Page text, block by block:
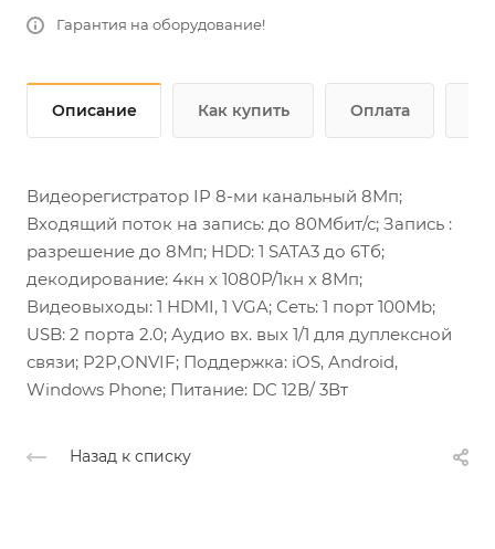
Гарантия на оборудование!
Описание Как купить Оплата
Видеорегистратор IP 8-ми канальный 8Мп;
Входящий поток на запись: до 80Мбит/с; Запись :
разрешение до 8Мп; HDD: 1 SATA3 до 6Тб;
декодирование: 4кн х 1080Р/1кн х 8Мп;
Видеовыходы: 1 HDMI, 1 VGA; Сеть: 1 порт 100Mb;
USB: 2 порта 2.0; Аудио вх. вых 1/1 для дуплексной
связи; P2P,ONVIF; Поддержка: iOS, Android,
Windows Phone; Питание: DC 12В/ 3Вт
Назад к списку